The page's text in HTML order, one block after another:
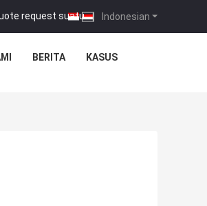
Indonesian
request suatu |
BERITA KASUS